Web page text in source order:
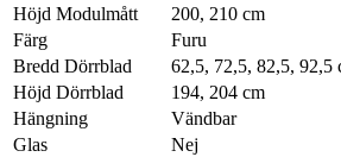
Höjd Modulmått
200, 210 cm
Färg
Furu
Bredd Dörrblad
62,5, 72,5, 82,5, 92,5
Höjd Dörrblad
194, 204 cm
Hängning
Vändbar
Glas
Nej